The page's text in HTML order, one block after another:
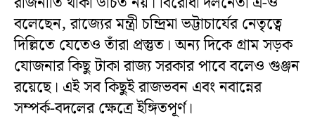
বলেছেন, রাজ্যের মন্ত্রী চন্দ্রিমা ভট্টাচার্যের নেতৃত্বে
দিল্লিতে যেতেও তাঁরা প্রস্তুত। অন্য দিকে গ্রাম সড়ক
যোজনার কিছু টাকা রাজ্য সরকার পাবে বলেও গুঞ্জন
রয়েছে। এই সব কিছুই রাজভবন এবং নবান্নের
সম্পর্ক-বদলের ক্ষেত্রে ইঙ্গিতপূর্ণ।